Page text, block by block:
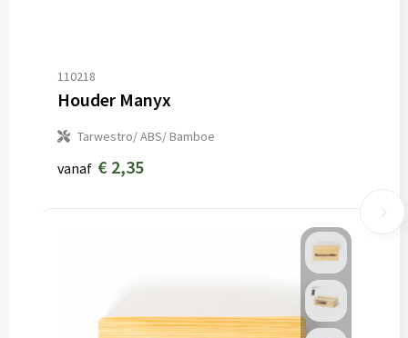
110218
Houder Manyx
Tarwestro/ ABS/ Bamboe
vanaf € 2,35